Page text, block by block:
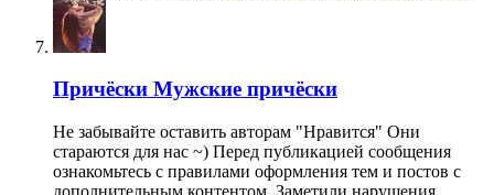
Причёски Мужские причёски
Не забывайте оставить авторам "Нравится" Они
стараются для нас ~) Перед публикацией сообщения
ознакомьтесь с правилами оформления тем и постов с
дополнительным контентом. Заметили нарушения